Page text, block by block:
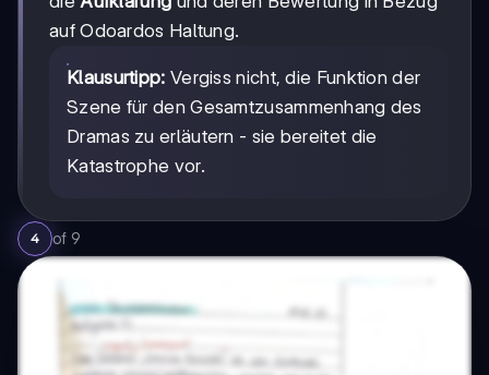
auf Odoardos Haltung.
Klausurtipp: Vergiss nicht, die Funktion der
Szene für den Gesamtzusammenhang des
Dramas zu erläutern - sie bereitet die
Katastrophe vor.
4 of 9